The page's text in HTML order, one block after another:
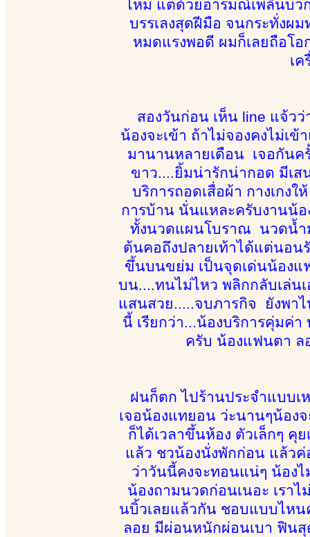
ไหม แต่ด้วยอารมณ์เพลินบว
บรรเลงสุดฝีมือ จนกระทั่งผ
หมดแรงพอดี ผมก็เลยถือโ
เ
สองวันก่อน เห็น line แจ้ว
น้องจะเข้า ถ้าไม่จองคงไม่เ
มานานหลายเดือน เจอกันค
ขาว....ยิ้มน่ารักน่ากอด มีเ
บริการถอดเสื่อผ้า กางเกง
การบ้าน นั่นแหละครับงานน้
ทั้งนวดแผนโบราณ นวดน้ำ
ต้นคอถึงปลายเท้าได้แต่นอน
ขึ้นบนขย่ม เป็นจุดเด่นน้องแ
บน....ทนไม่ไหว พลิกกลับเล่น
แสนสวย.....จบภารกิจ ยังพา
นี้ เรียกว่า...น้องบริการคุ่ม
ครับ น้องแฟนตา ล
ฝนก็ตก ไปร้านประจำแบบเ
เจอน้องแทยอน ว่ะนานๆน้อง
ก็ได้เวลาขึ้นห้อง ตัวเล็กๆ
แล้ว ชวน้องนั่งพักก่อน แล้ว
ว่าวันนี้คงจะทอนแน่ๆ น้อง
น้องถามนวดก่อนเนอะ เรา
นบิ้วเลยแล้วกัน ชอบแบบไห
ลอย มีผ่อนหนักผ่อนเบา ฟิน